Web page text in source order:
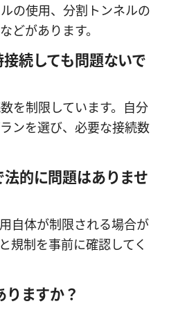
の使用、分割トンネルの
どがあります。
続しても問題ないで
を制限しています。自分
ンを選び、必要な接続数
的に問題はありませ
自体が制限される場合が
規制を事前に確認してく
ますか？